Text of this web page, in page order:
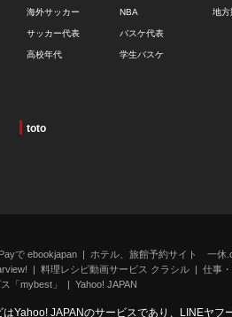
海外サッカー
サッカー代表
高校年代
NBA
バスケ代表
学生バスケ
地方
toto
で ebookjapan
ホテル、旅館予約サイト 一休
料理レシピ動画サービス クラシル 仕事
「mybest」
Yahoo! JAPAN
はYahoo! JAPANのサービスであり、LINEヤフ